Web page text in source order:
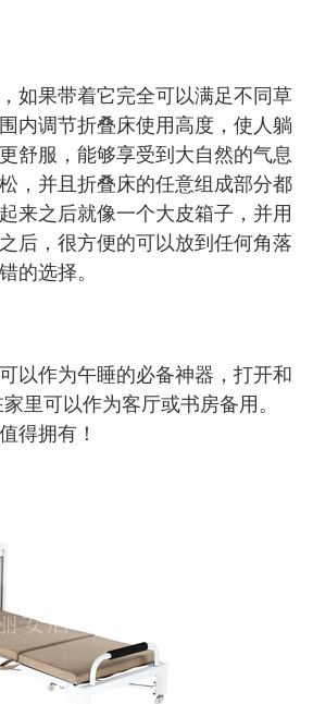
如果带着它完全可以满足不同草
内调节折叠床使用高度，使人躺
舒服，能够享受到大自然的气息
，并且折叠床的任意组成部分都
来之后就像一个大皮箱子，并用
后，很方便的可以放到任何角落
的选择。
以作为午睡的必备神器，打开和
里可以作为客厅或书房备用。
得拥有！